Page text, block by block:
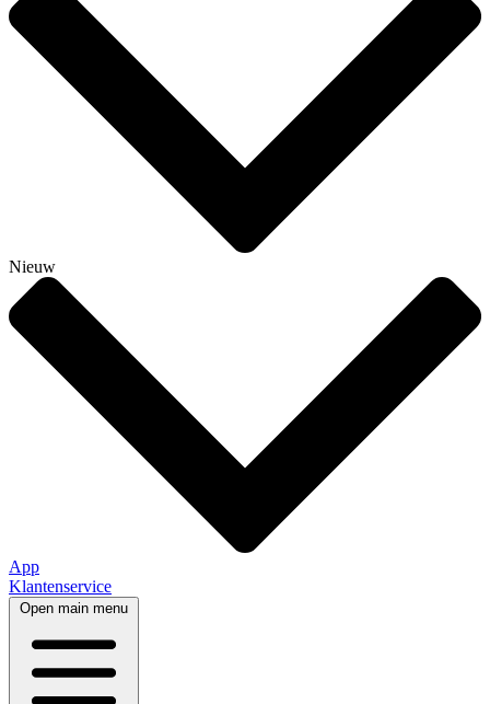
Nieuw
App
Klantenservice
Open main menu